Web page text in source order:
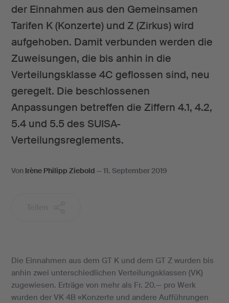
der Einnahmen aus den Gemeinsamen
Tarifen K (Konzerte) und Z (Zirkus) wird
aufgehoben. Damit verbunden werden die
Zuweisungen, die bis anhin in die
Verteilungsklasse 4C geflossen sind, neu
geregelt. Die beschlossenen
Anpassungen betreffen die Ziffern 4.1, 4.2,
5.4 und 5.5 des SUISA-
Verteilungsreglements.
Von Irène Philipp Ziebold —11. September 2019
Die Einnahmen aus dem GT K und dem GT Z wurden bis
anhin zwei unterschiedlichen Verteilungsklassen (VK)
zugewiesen. Erträge von mehr als Fr. 20.— pro Werk
wurden der VK 4B «Konzerte und andere Aufführungen